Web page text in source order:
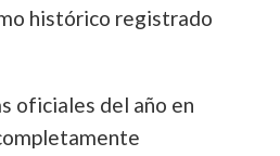
histórico registrado
oficiales del año en